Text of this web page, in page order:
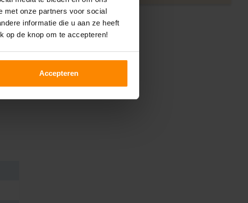
met onze partners voor social
informatie die u aan ze heeft
op de knop om te accepteren!
Accepteren